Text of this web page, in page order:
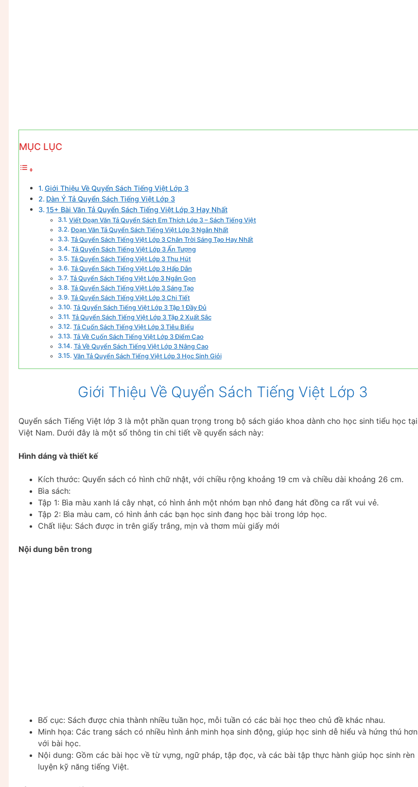
MỤC LỤC
Giới Thiệu Về Quyển Sách Tiếng Việt Lớp 3
Dàn Ý Tả Quyển Sách Tiếng Việt Lớp 3
15+ Bài Văn Tả Quyển Sách Tiếng Việt Lớp 3 Hay Nhất
Viết Đoạn Văn Tả Quyển Sách Em Thích Lớp 3 – Sách Tiếng Việt
Đoạn Văn Tả Quyển Sách Tiếng Việt Lớp 3 Ngắn Nhất
Tả Quyển Sách Tiếng Việt Lớp 3 Chân Trời Sáng Tạo Hay Nhất
Tả Quyển Sách Tiếng Việt Lớp 3 Ấn Tượng
Tả Quyển Sách Tiếng Việt Lớp 3 Thu Hút
Tả Quyển Sách Tiếng Việt Lớp 3 Hấp Dẫn
Tả Quyển Sách Tiếng Việt Lớp 3 Ngắn Gọn
Tả Quyển Sách Tiếng Việt Lớp 3 Sáng Tạo
Tả Quyển Sách Tiếng Việt Lớp 3 Chi Tiết
Tả Quyển Sách Tiếng Việt Lớp 3 Tập 1 Đầy Đủ
Tả Quyển Sách Tiếng Việt Lớp 3 Tập 2 Xuất Sắc
Tả Cuốn Sách Tiếng Việt Lớp 3 Tiêu Biểu
Tả Về Cuốn Sách Tiếng Việt Lớp 3 Điểm Cao
Tả Về Quyển Sách Tiếng Việt Lớp 3 Nâng Cao
Văn Tả Quyển Sách Tiếng Việt Lớp 3 Học Sinh Giỏi
Giới Thiệu Về Quyển Sách Tiếng Việt Lớp 3
Quyển sách Tiếng Việt lớp 3 là một phần quan trọng trong bộ sách giáo khoa dành cho học sinh tiểu học tại
Việt Nam. Dưới đây là một số thông tin chi tiết về quyển sách này:
Hình dáng và thiết kế
Kích thước: Quyển sách có hình chữ nhật, với chiều rộng khoảng 19 cm và chiều dài khoảng 26 cm.
Bìa sách:
Tập 1: Bìa màu xanh lá cây nhạt, có hình ảnh một nhóm bạn nhỏ đang hát đồng ca rất vui vẻ.
Tập 2: Bìa màu cam, có hình ảnh các bạn học sinh đang học bài trong lớp học.
Chất liệu: Sách được in trên giấy trắng, mịn và thơm mùi giấy mới
Nội dung bên trong
Bố cục: Sách được chia thành nhiều tuần học, mỗi tuần có các bài học theo chủ đề khác nhau.
Minh họa: Các trang sách có nhiều hình ảnh minh họa sinh động, giúp học sinh dễ hiểu và hứng thú hơn
với bài học.
Nội dung: Gồm các bài học về từ vựng, ngữ pháp, tập đọc, và các bài tập thực hành giúp học sinh rèn
luyện kỹ năng tiếng Việt.